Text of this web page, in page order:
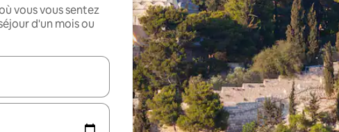
vous vous sentez
d'un mois ou
utilisez les flèches vers le haut et vers le bas pour les parcourir ou en